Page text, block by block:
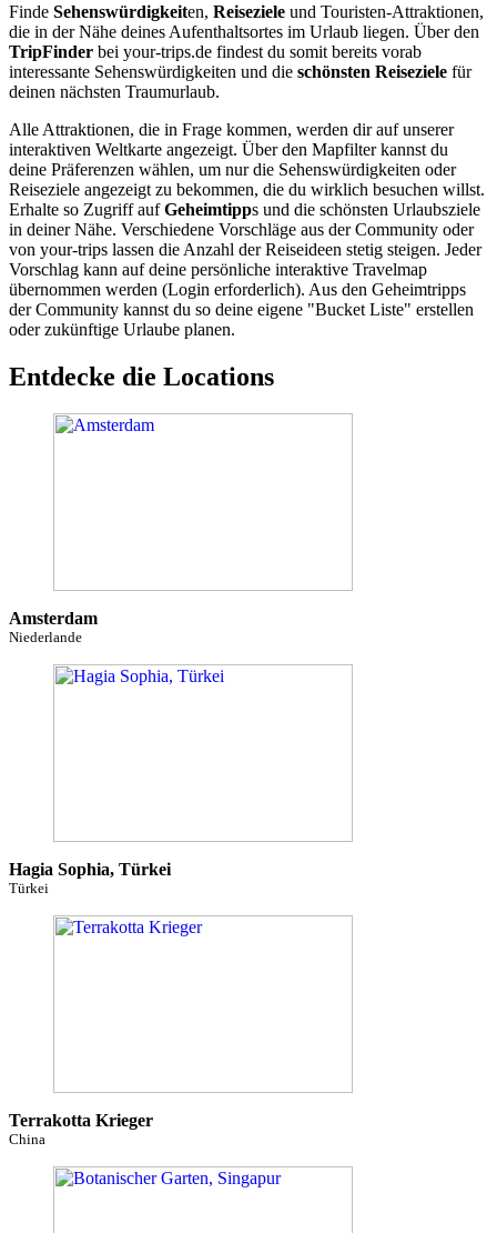
Finde Sehenswürdigkeiten, Reiseziele und Touristen-Attraktionen,
die in der Nähe deines Aufenthaltsortes im Urlaub liegen. Über den
TripFinder bei your-trips.de findest du somit bereits vorab
interessante Sehenswürdigkeiten und die schönsten Reiseziele für
deinen nächsten Traumurlaub.
Alle Attraktionen, die in Frage kommen, werden dir auf unserer
interaktiven Weltkarte angezeigt. Über den Mapfilter kannst du
deine Präferenzen wählen, um nur die Sehenswürdigkeiten oder
Reiseziele angezeigt zu bekommen, die du wirklich besuchen willst.
Erhalte so Zugriff aufGeheimtipps und die schönsten Urlaubsziele
in deiner Nähe. Verschiedene Vorschläge aus der Community oder
von your-trips lassen die Anzahl der Reiseideen stetig steigen. Jeder
Vorschlag kann auf deine persönliche interaktive Travelmap
übernommen werden (Login erforderlich). Aus den Geheimtripps
der Community kannst du so deine eigene "Bucket Liste" erstellen
oder zukünftige Urlaube planen.
Entdecke die Locations
Amsterdam
Niederlande
Hagia Sophia, Türkei
Türkei
Terrakotta Krieger
China